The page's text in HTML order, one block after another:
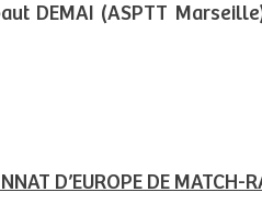
DEMAI (ASPTT
D’EUROPE DE MATCH-